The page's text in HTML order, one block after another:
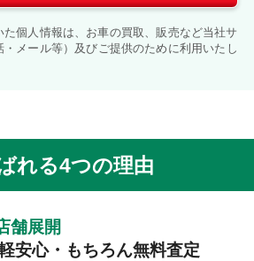
個人情報は、お車の買取、販売など当社サ
メール等）及びご提供のために利用いたし
れる4つの理由
舗展開
安心・もちろん無料査定